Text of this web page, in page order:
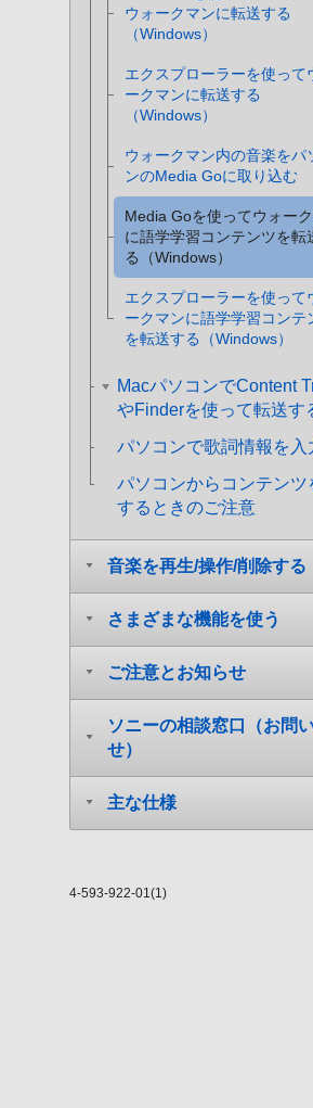
ウォークマンに転送する
（Windows）
エクスプローラーを使って
ークマンに転送する
（Windows）
ウォークマン内の音楽をパ
ンのMedia Goに取り込む
Media Goを使ってウォー
に語学学習コンテンツを転
る（Windows）
エクスプローラーを使って
ークマンに語学学習コンテ
を転送する（Windows）
MacパソコンでContent
やFinderを使って転送す
パソコンで歌詞情報を入
パソコンからコンテンツ
するときのご注意
音楽を再生/操作/削除する
さまざまな機能を使う
ご注意とお知らせ
ソニーの相談窓口（お問
せ）
主な仕様
4-593-922-01(1)